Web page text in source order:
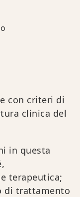
con criteri di
clinica del
in questa
terapeutica;
di trattamento